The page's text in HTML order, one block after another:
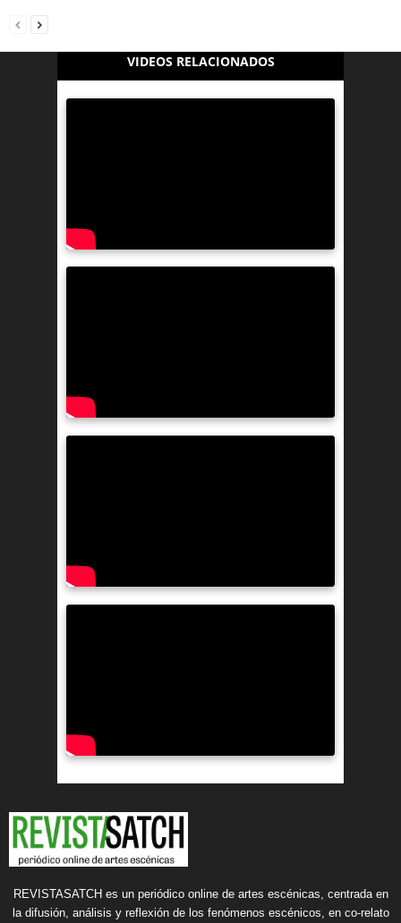
VIDEOS RELACIONADOS
REVISTASATCH es un periódico online de artes escénicas, centrada en
la difusión, análisis y reflexión de los fenómenos escénicos, en co-relato